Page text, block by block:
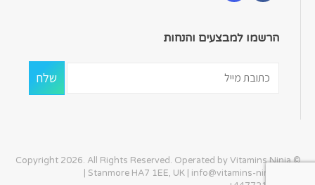
הרשמו למבצעים והנחות
© Copyright 2026. All Rights Reserved. Operated by Vitamins Ninja
| Stanmore HA7 1EE, UK | info@vitamins-ninja.com